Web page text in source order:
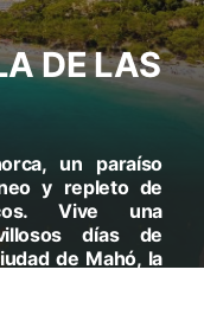
DE LAS
un paraíso
y repleto de
Vive una
días de
de Mahó, la